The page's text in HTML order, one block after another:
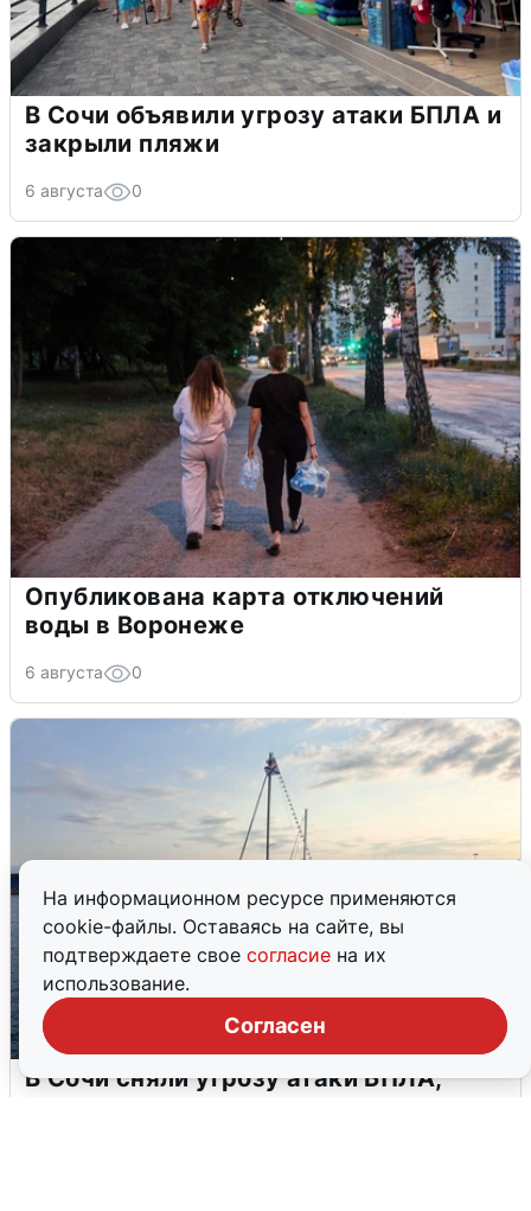
На информационном ресурсе применяются
cookie-файлы. Оставаясь на сайте, вы
подтверждаете свое согласие на их
использование.
Согласен
В Сочи объявили угрозу атаки БПЛА и
закрыли пляжи
6 августа 0
Опубликована карта отключений
воды в Воронеже
6 августа 0
В Сочи сняли угрозу атаки БПЛА,